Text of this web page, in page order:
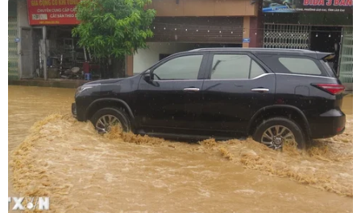
Giấy phép số: 1374/GP-BTTTT do Bộ Thông tin và Truyền thông
cấp ngày 11/9/2008.
Quảng cáo: Phó TBT Nguyễn Thị Tám: 093.5958688, Email:
tamvna@gmail.com
Điện thoại: (024) 39411349 - (024) 39411348, Fax: (024)
39411348
Email:vietnamplus2008@gmail.com
© Bản quyền thuộc về VietnamPlus, TTXVN. Cấm sao chép dưới
mọi hình thức nếu không có sự chấp thuận bằng văn bản.